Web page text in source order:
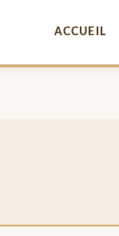
ACCUEIL